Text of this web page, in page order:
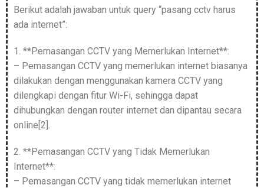
Berikut adalah jawaban untuk query “pasang cctv harus
ada internet”:
1. **Pemasangan CCTV yang Memerlukan Internet**:
– Pemasangan CCTV yang memerlukan internet biasanya
dilakukan dengan menggunakan kamera CCTV yang
dilengkapi dengan fitur Wi-Fi, sehingga dapat
dihubungkan dengan router internet dan dipantau secara
online[2].
2. **Pemasangan CCTV yang Tidak Memerlukan
Internet**:
– Pemasangan CCTV yang tidak memerlukan internet